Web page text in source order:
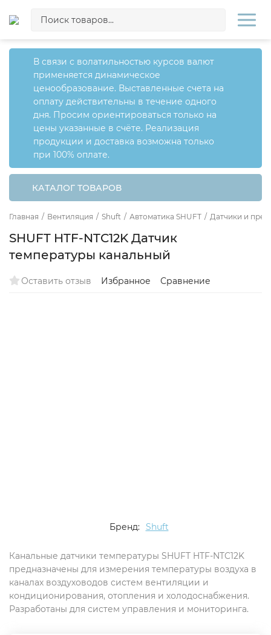
В связи с волатильностью курсов валют
применяется динамическое
ценообразование. Выставленные счета на
оплату действительны в течение одного
дня. Просим ориентироваться только на
цены указанные в счёте. Реализация
продукции и доставка возможна только
при 100% оплате.
КАТАЛОГ ТОВАРОВ
Главная / Вентиляция / Shuft / Автоматика SHUFT / Датчики и
SHUFT HTF-NTC12K Датчик
температуры канальный
Оставить отзыв Избранное Сравнение
Бренд: Shuft
Канальные датчики температуры SHUFT HTF-NTC12K
предназначены для измерения температуры воздуха в
каналах воздуховодов систем вентиляции и
кондиционирования, отопления и холодоснабжения.
Разработаны для систем управления и мониторинга.